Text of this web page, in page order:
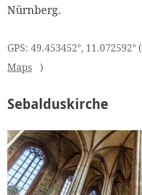
Nürnberg.
GPS: 49.453452°, 11.072592° (
Maps
)
Sebalduskirche